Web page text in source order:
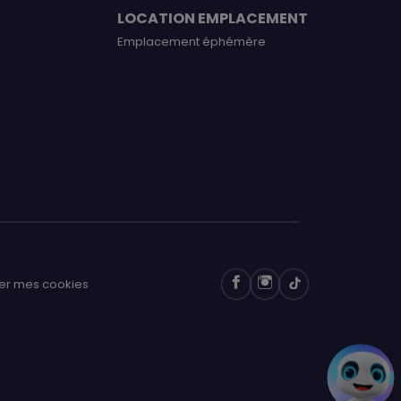
LOCATION EMPLACEMENT
Emplacement éphémère
mes cookies